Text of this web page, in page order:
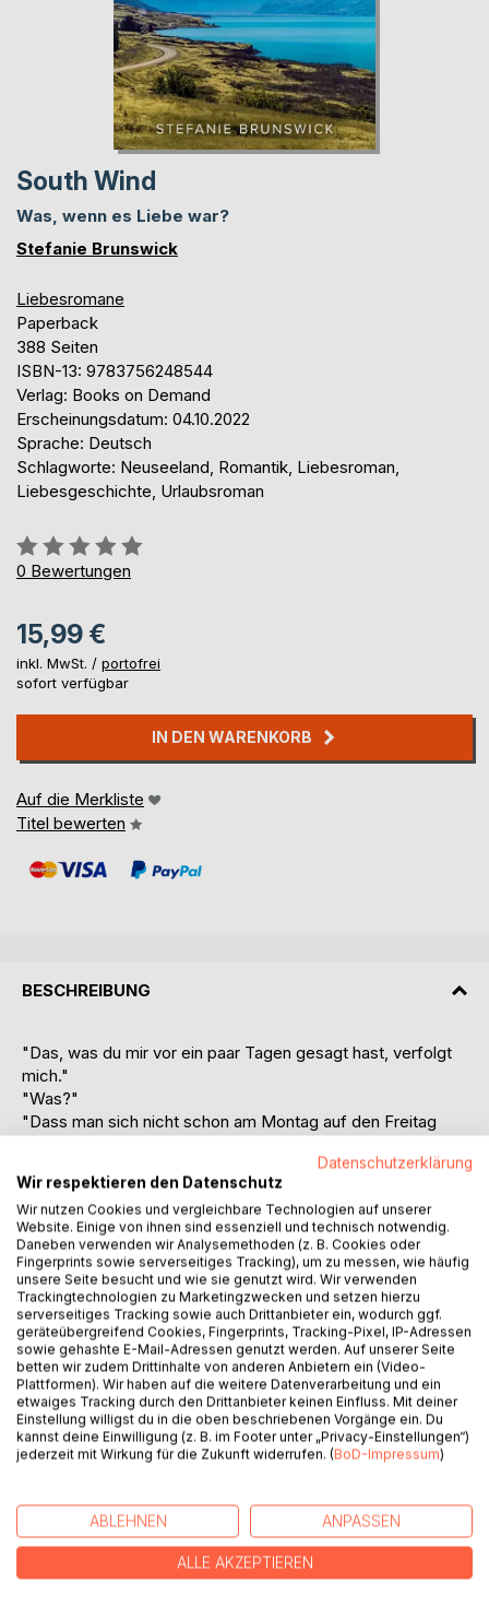
South Wind
Was, wenn es Liebe war?
Stefanie Brunswick
Liebesromane
Paperback
388 Seiten
ISBN-13: 9783756248544
Verlag: Books on Demand
Erscheinungsdatum: 04.10.2022
Sprache: Deutsch
Schlagworte: Neuseeland, Romantik, Liebesroman,
Liebesgeschichte, Urlaubsroman
Bewertung::
0%
0 Bewertungen
15,99 €
inkl. MwSt. / portofrei
sofort verfügbar
IN DEN WARENKORB
Auf die Merkliste
Titel bewerten
BESCHREIBUNG
"Das, was du mir vor ein paar Tagen gesagt hast, verfolgt
mich."
"Was?"
"Dass man sich nicht schon am Montag auf den Freitag
"Und das hast du nicht?"
"Ich weiß nicht. Ich fühle mich so unerfüllt."
Vier Wochen lang möchte Lilly mit ihrer besten Freundin
Jasmin durch Neuseeland reisen. Zu zweit wollen sie das
Land der Berge, Seen und Kiwis erkunden und genießen.
Eine Auszeit, die Lilly dringend benötigt. Allzu unerwartet
ging ihre Beziehung in die Brüche und auch ihr beruflicher
Weg lässt sie zweifeln.
Der Urlaub schlägt eine ungeahnte Richtung ein, als sie Finn
kennenlernt. Er ist wild, frei und alles, nur nicht Alltag.
Obwohl er so gar nicht zu ihr passt, fühlt Lilly sich zu ihm
hingezogen. Er entfacht etwas in ihr, das sie nicht greifen
wächst die eine Frage. Ist das, was zwischen ihnen
geschieht, mehr als nur ein Urlaubsflirt?
Zwei Freundinnen. Zwei Brüder. Zwei Inseln. Und ein Land,
Datenschutzerklärung
Wir respektieren den Datenschutz
Wir nutzen Cookies und vergleichbare Technologien auf unserer
Website. Einige von ihnen sind essenziell und technisch notwendig.
Daneben verwenden wir Analysemethoden (z. B. Cookies oder
Fingerprints sowie serverseitiges Tracking), um zu messen, wie häufig
unsere Seite besucht und wie sie genutzt wird. Wir verwenden
Trackingtechnologien zu Marketingzwecken und setzen hierzu
serverseitiges Tracking sowie auch Drittanbieter ein, wodurch ggf.
geräteübergreifend Cookies, Fingerprints, Tracking-Pixel, IP-Adressen
sowie gehashte E-Mail-Adressen genutzt werden. Auf unserer Seite
betten wir zudem Drittinhalte von anderen Anbietern ein (Video-
Plattformen). Wir haben auf die weitere Datenverarbeitung und ein
etwaiges Tracking durch den Drittanbieter keinen Einfluss. Mit deiner
Einstellung willigst du in die oben beschriebenen Vorgänge ein. Du
kannst deine Einwilligung (z. B. im Footer unter „Privacy-Einstellungen“)
jederzeit mit Wirkung für die Zukunft widerrufen. (BoD-Impressum)
ABLEHNEN ANPASSEN
ALLE AKZEPTIEREN